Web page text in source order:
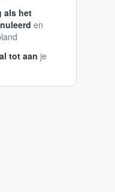
als het
en
tot aan je